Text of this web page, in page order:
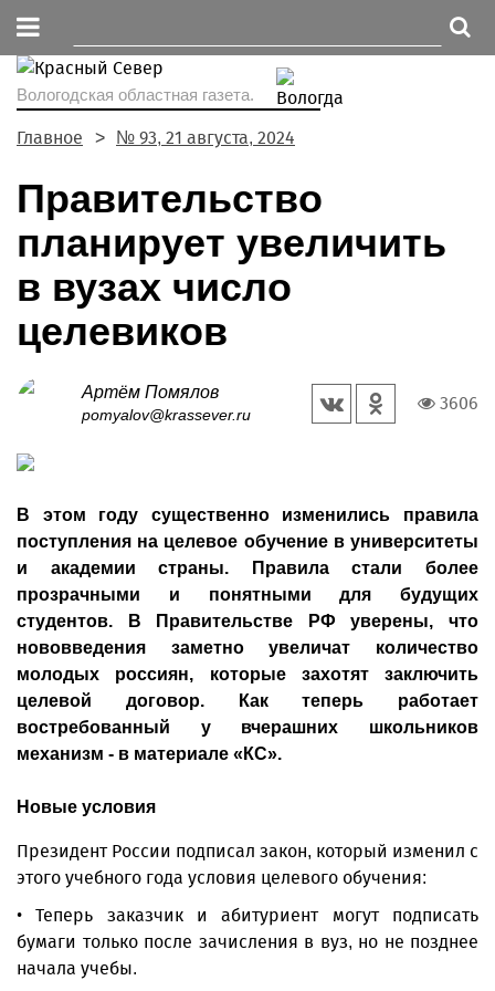
Вологодская областная газета.
Главное № 93, 21 августа, 2024
Правительство
планирует увеличить
в вузах число
целевиков
Артём Помялов
pomyalov@krassever.ru
3606
В этом году существенно изменились правила
поступления на целевое обучение в университеты
и академии страны. Правила стали более
прозрачными и понятными для будущих
студентов. В Правительстве РФ уверены, что
нововведения заметно увеличат количество
молодых россиян, которые захотят заключить
целевой договор. Как теперь работает
востребованный у вчерашних школьников
механизм - в материале «КС».
Новые условия
Президент России подписал закон, который изменил с
этого учебного года условия целевого обучения:
• Теперь заказчик и абитуриент могут подписать
бумаги только после зачисления в вуз, но не позднее
начала учебы.